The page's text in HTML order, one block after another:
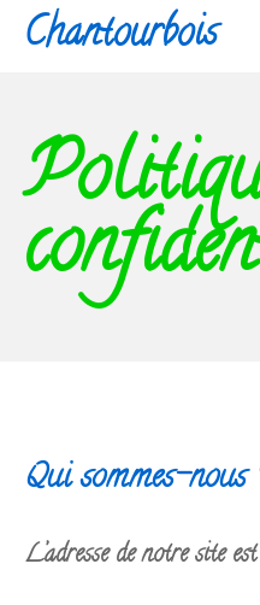
AllerChantourbois
Qui sommes-nous
L’adresse de notre site